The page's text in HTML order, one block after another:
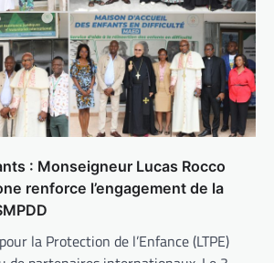
: Monseigneur Lucas Rocco
renforce l’engagement de la
la Protection de l’Enfance (LTPE)